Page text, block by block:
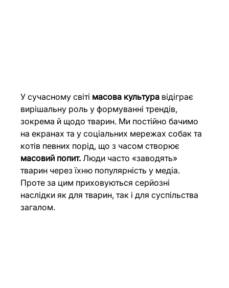
У сучасному світі масова культура відіграє
вирішальну роль у формуванні трендів,
зокрема й щодо тварин. Ми постійно бачимо
на екранах та у соціальних мережах собак та
котів певних порід, що з часом створює
масовий попит. Люди часто «заводять»
тварин через їхню популярність у медіа.
Проте за цим приховуються серйозні
наслідки як для тварин, так і для суспільства
загалом.